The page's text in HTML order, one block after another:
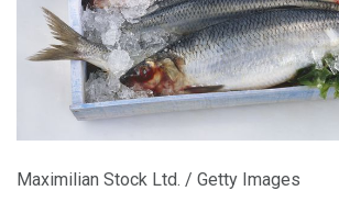
Maximilian Stock Ltd. / Getty Images